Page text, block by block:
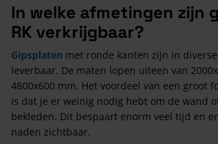
In welke afmetingen zijn
RK verkrijgbaar?
Gipsplaten met ronde kanten zijn in
leverbaar. De maten lopen uiteen van
4800x600 mm. Het voordeel van een groot
is dat je er weinig nodig hebt om de wand
bekleden. Dit bespaart enorm veel tijd en
naden zichtbaar.